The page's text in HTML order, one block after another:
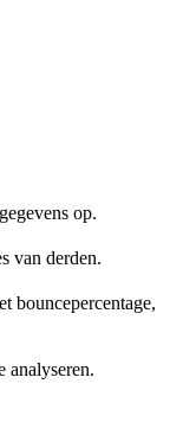
op.
van derden.
bouncepercentage,
analyseren.